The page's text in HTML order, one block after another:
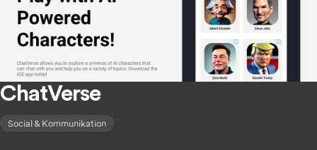
ChatVerse
Social & Kommunikation